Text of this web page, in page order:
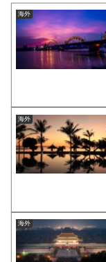
海外
海外
海外